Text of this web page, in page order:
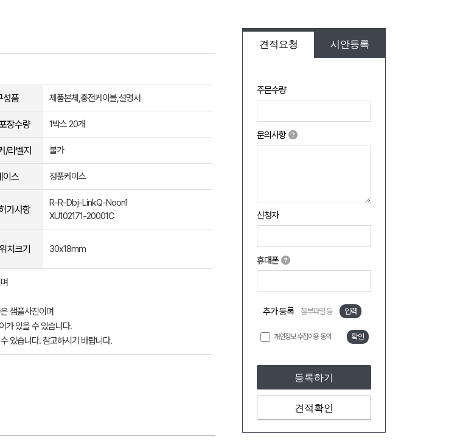
견적요청 시안등록
주문수량
문의사항
신청자
휴대폰
추가 등록 첨부파일 등 입력
개인정보 수집이용 동의 확인
등록하기
견적확인
성품 제품본체,충전케이블,설명서
장수량 1박스 20개
/라벨지 불가
이스 정품케이스
가사항
R-R-Dbj-LinkQ-Noon1
XU102171-20001C
치크기 30x18mm
샘플사진이며
가 있을 수 있습니다.
있습니다. 참고하시기 바랍니다.